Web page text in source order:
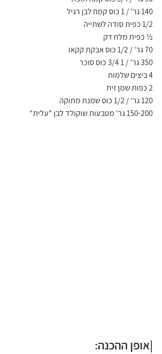
140 גר' / 1 כוס קמח לבן רגיל
1/2 כפית סודה לשתייה
½ כפית מלח דק
70 גר' / 1/2 כוס אבקת קקאו
350 גר' / 1 3/4 כוס סוכר
4 ביצים שלמות
2 כפות שמן זית
120 גר' / 1/2 כוס שמנת מתוקה
150-200 גר' מטבעות שוקולד לבן "עלית"
|אופן ההכנה: